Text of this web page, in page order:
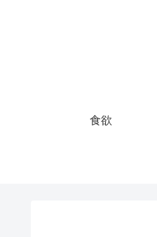
食欲